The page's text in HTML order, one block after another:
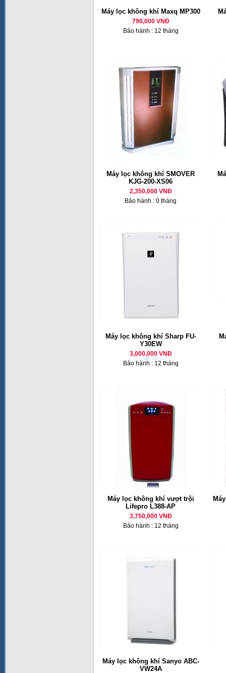
Máy lọc không khí Maxq MP300
790,000 VNĐ
Bảo hành : 12 tháng
Máy lọc không khí SMOVER
KJG-200-XS06
2,350,000 VNĐ
Bảo hành : 0 tháng
Máy lọc không khí Sharp FU-
Y30EW
3,000,000 VNĐ
Bảo hành : 12 tháng
Máy lọc không khí vượt trội
Lifepro L388-AP
3,750,000 VNĐ
Bảo hành : 12 tháng
Máy lọc không khí Sanyo ABC-
VW24A